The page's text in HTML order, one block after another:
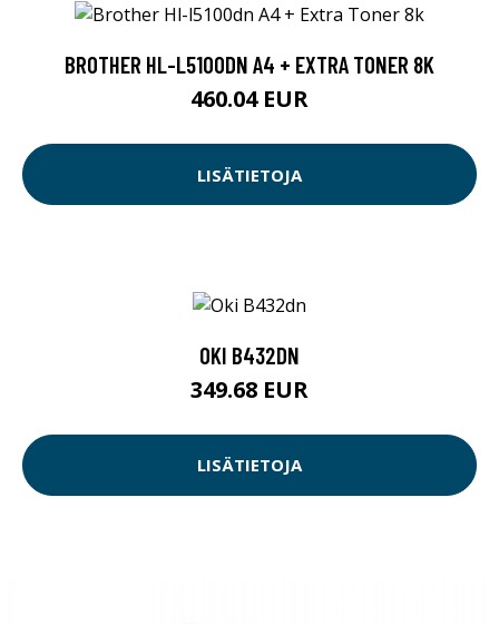
BROTHER HL-L5100DN A4 + EXTRA TONER 8K
460.04 EUR
LISÄTIETOJA
OKI B432DN
349.68 EUR
LISÄTIETOJA